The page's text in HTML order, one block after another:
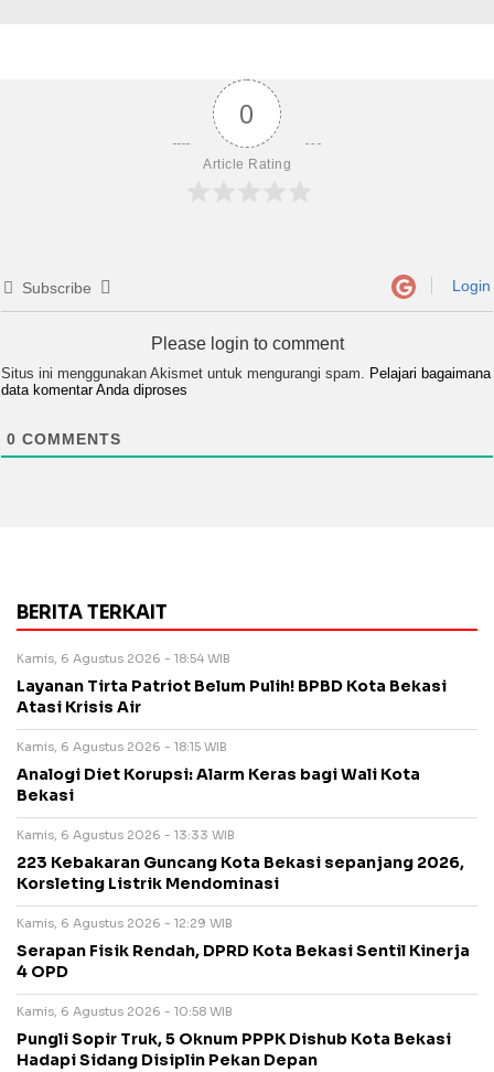
0
Article Rating
Subscribe Login
Please login to comment
Situs ini menggunakan Akismet untuk mengurangi spam. Pelajari bagaimana
data komentar Anda diproses
0 COMMENTS
BERITA TERKAIT
Kamis, 6 Agustus 2026 - 18:54 WIB
Layanan Tirta Patriot Belum Pulih! BPBD Kota Bekasi
Atasi Krisis Air
Kamis, 6 Agustus 2026 - 18:15 WIB
Analogi Diet Korupsi: Alarm Keras bagi Wali Kota
Bekasi
Kamis, 6 Agustus 2026 - 13:33 WIB
223 Kebakaran Guncang Kota Bekasi sepanjang 2026,
Korsleting Listrik Mendominasi
Kamis, 6 Agustus 2026 - 12:29 WIB
Serapan Fisik Rendah, DPRD Kota Bekasi Sentil Kinerja
4 OPD
Kamis, 6 Agustus 2026 - 10:58 WIB
Pungli Sopir Truk, 5 Oknum PPPK Dishub Kota Bekasi
Hadapi Sidang Disiplin Pekan Depan